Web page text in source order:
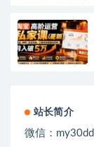
站长简介
微信： my30dd